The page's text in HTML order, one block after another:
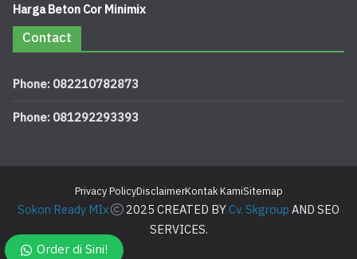
Harga Beton Cor Minimix
Contact
Phone: 082210782873
Phone: 081292293393
Privacy PolicyDisclaimerKontak KamiSitemap
Sokon Ready MIx 2025 CREATED BYCv. SkgroupAND SEO
SERVICES.
Order di Sini!